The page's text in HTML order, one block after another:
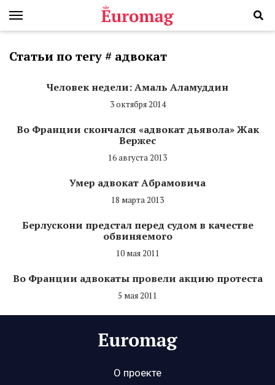
Статьи по тегу # адвокат
Человек недели: Амаль Аламуддин
3 октября 2014
Во Франции скончался «адвокат дьявола» Жак
Вержес
16 августа 2013
Умер адвокат Абрамовича
18 марта 2013
Берлускони предстал перед судом в качестве
обвиняемого
10 мая 2011
Во Франции адвокаты провели акцию протеста
5 мая 2011
О проекте